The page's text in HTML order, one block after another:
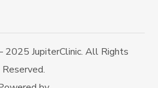
JupiterClinic. All Rights
Reserved.